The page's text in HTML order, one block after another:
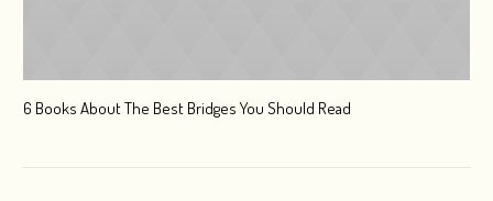
6 Books About The Best Bridges You Should Read